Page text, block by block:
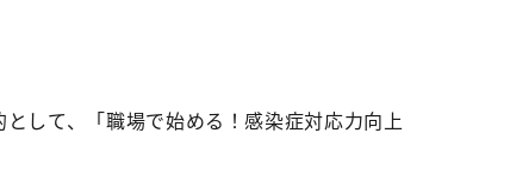
して、「職場で始める！感染症対応力向上